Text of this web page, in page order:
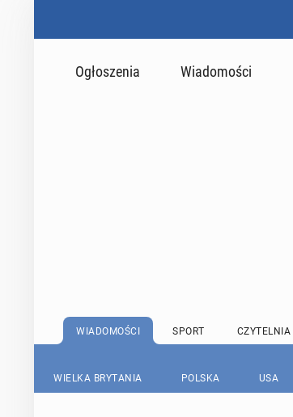
Ogłoszenia Wiadomości
WIADOMOŚCI SPORT CZYTELNIA
WIELKA BRYTANIA POLSKA USA